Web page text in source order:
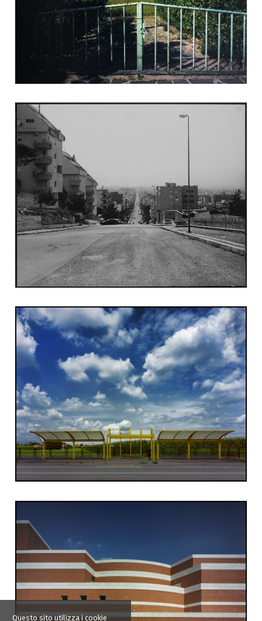
Questo sito utilizza i cookie